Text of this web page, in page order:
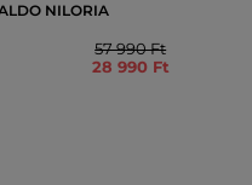
NILORIA
57 990 Ft
28 990 Ft